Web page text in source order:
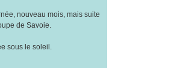
nouveau mois, mais suite
de Savoie.
sous le soleil.